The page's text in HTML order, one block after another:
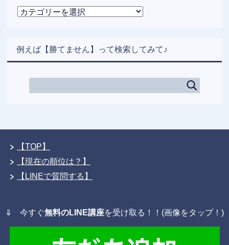
カ
ー
例えば【勝てません】って検索してみて♪
【TOP】
【現在の順位は？】
【LINEで質問する】
⇓ 今すぐ無料のLINE講座を受け取る！！(画像をタップ！)